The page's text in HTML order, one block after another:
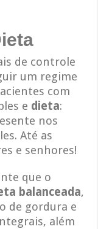
de controle
um regime
com
e dieta:
nos
Até as
e senhores!
que o
balanceada,
de gordura e
além